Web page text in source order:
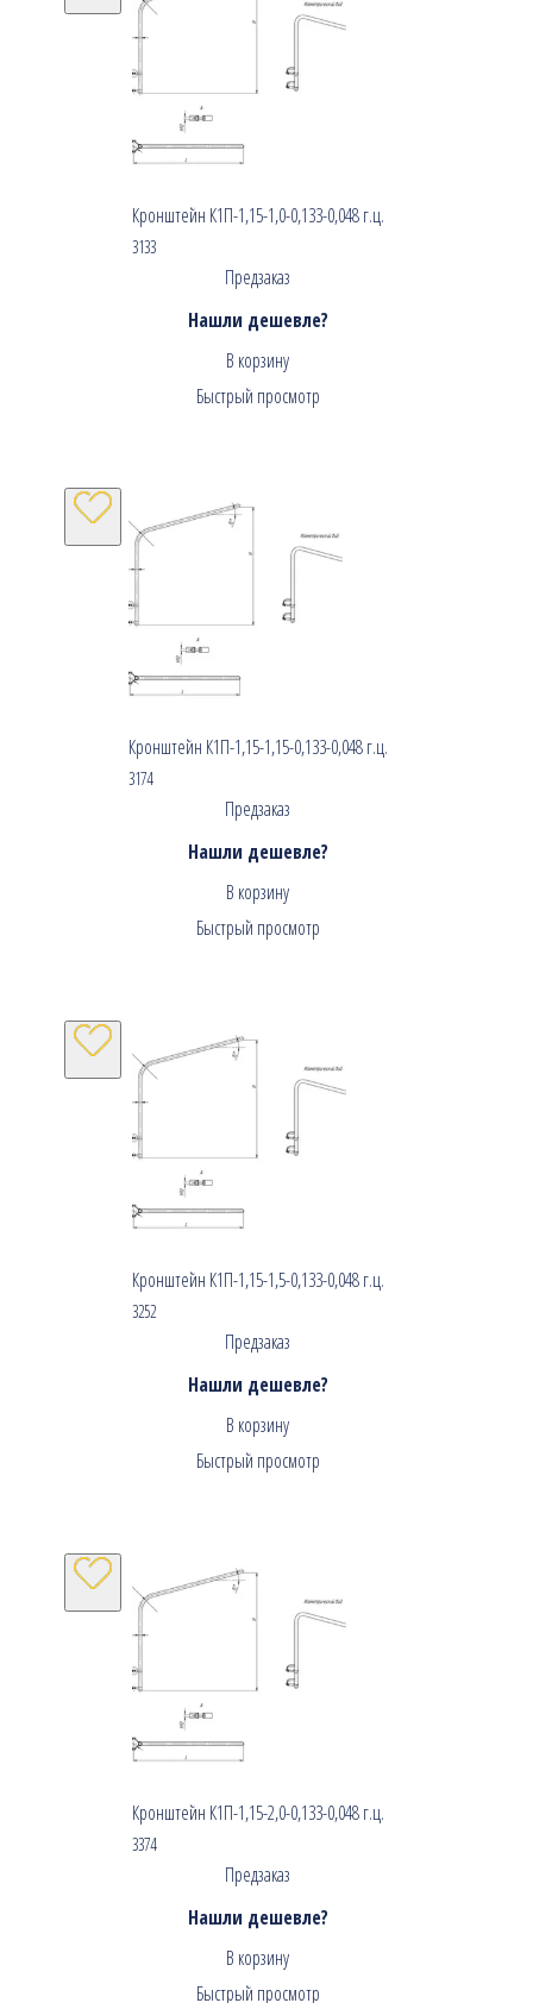
Кронштейн К1П-1,15-1,0-0,133-0,048 г.ц.
3133
Предзаказ
Нашли дешевле?
В корзину
Быстрый просмотр
Кронштейн К1П-1,15-1,15-0,133-0,048 г.ц.
3174
Предзаказ
Нашли дешевле?
В корзину
Быстрый просмотр
Кронштейн К1П-1,15-1,5-0,133-0,048 г.ц.
3252
Предзаказ
Нашли дешевле?
В корзину
Быстрый просмотр
Кронштейн К1П-1,15-2,0-0,133-0,048 г.ц.
3374
Предзаказ
Нашли дешевле?
В корзину
Быстрый просмотр